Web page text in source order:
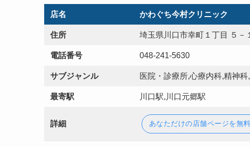
店名 かわぐち今村クリニック
住所 埼玉県川口市幸町１丁目 ５－
電話番号 048-241-5630
サブジャンル 医院・診療所,心療内科,精神
最寄駅 川口駅,川口元郷駅
詳細 あなただけの店舗ページを無